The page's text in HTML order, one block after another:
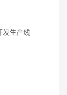
发生产线